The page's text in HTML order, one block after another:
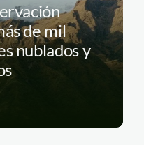
de mil
nublados y